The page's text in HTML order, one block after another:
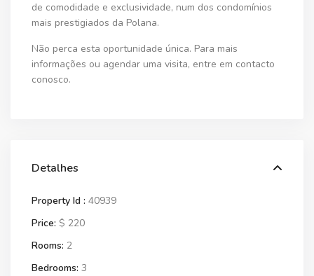
de comodidade e exclusividade, num dos condomínios
mais prestigiados da Polana.
Não perca esta oportunidade única. Para mais
informações ou agendar uma visita, entre em contacto
conosco.
Detalhes
Property Id : 40939
Price: $ 220
Rooms: 2
Bedrooms: 3